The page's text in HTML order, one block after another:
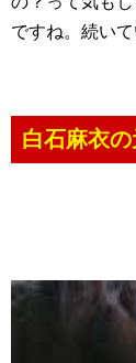
ですね。続いて
白石麻衣